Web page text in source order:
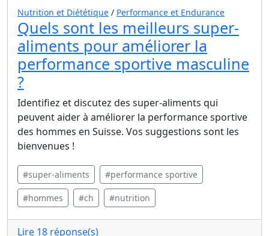
Nutrition et Diététique / Performance et Endurance
Quels sont les meilleurs super-
aliments pour améliorer la
performance sportive masculine
?
Identifiez et discutez des super-aliments qui
peuvent aider à améliorer la performance sportive
des hommes en Suisse. Vos suggestions sont les
bienvenues !
#super-aliments #performance sportive
#hommes #ch #nutrition
Lire 18 réponse(s)